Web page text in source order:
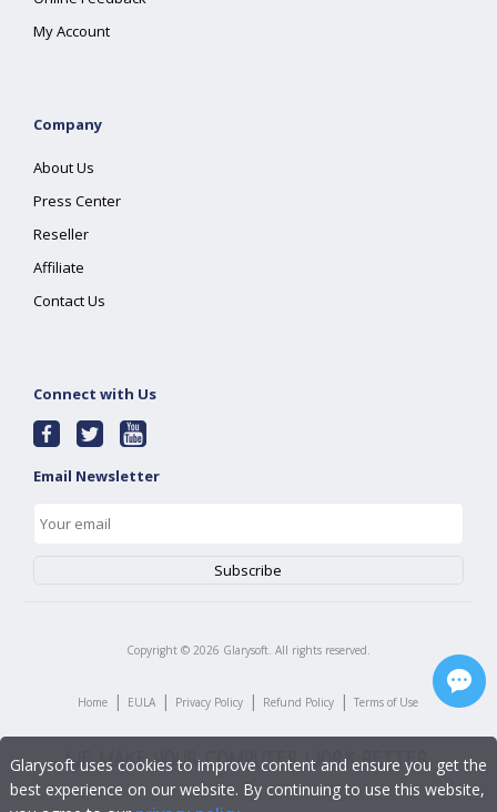
My Account
Company
About Us
Press Center
Reseller
Affiliate
Contact Us
Connect with Us
Email Newsletter
Copyright © 2026 Glarysoft. All rights reserved.
Home | EULA | Privacy Policy | Refund Policy | Terms of Use
Glarysoft uses cookies to improve content and ensure you get the
best experience on our website. By continuing to use this website,